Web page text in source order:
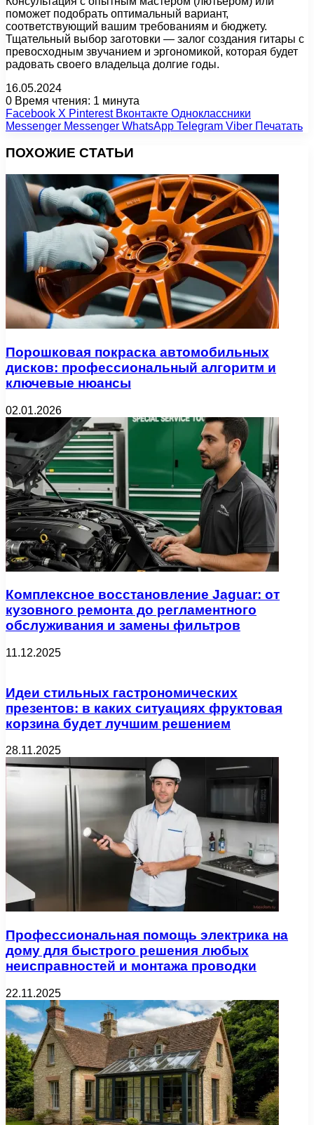
поможет подобрать оптимальный вариант,
соответствующий вашим требованиям и бюджету.
Тщательный выбор заготовки — залог создания гитары с
превосходным звучанием и эргономикой, которая будет
радовать своего владельца долгие годы.
16.05.2024
0 Время чтения: 1 минута
Facebook X Pinterest Вконтакте Одноклассники
Messenger Messenger WhatsApp Telegram Viber Печатать
ПОХОЖИЕ СТАТЬИ
Порошковая покраска автомобильных
дисков: профессиональный алгоритм и
ключевые нюансы
02.01.2026
Комплексное восстановление Jaguar: от
кузовного ремонта до регламентного
обслуживания и замены фильтров
11.12.2025
Идеи стильных гастрономических
презентов: в каких ситуациях фруктовая
корзина будет лучшим решением
28.11.2025
Профессиональная помощь электрика на
дому для быстрого решения любых
неисправностей и монтажа проводки
22.11.2025